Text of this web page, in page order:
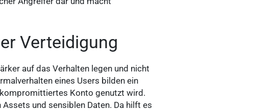
Verteidigung
auf das Verhalten legen und nicht
eines Users bilden ein
Konto genutzt wird.
und sensiblen Daten. Da hilft es